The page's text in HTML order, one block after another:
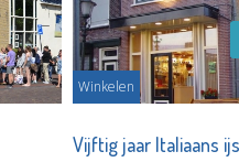
Winkelen
Vijftig jaar Italiaans